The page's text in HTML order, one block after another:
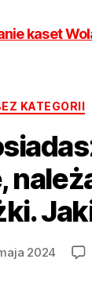
Wola
od
17
zł
Hurt
Kategorie
KATEGORII
2024